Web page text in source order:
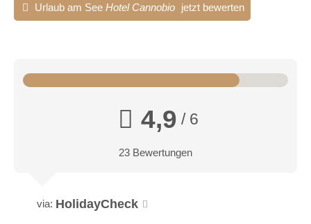
Urlaub am See Hotel Cannobio jetzt bewerten
4,9 / 6
23 Bewertungen
via: HolidayCheck